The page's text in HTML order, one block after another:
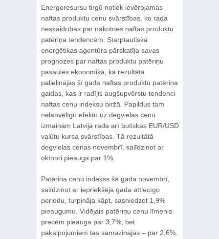
Energoresursu tirgū notiek ievērojamas
naftas produktu cenu svārstības, ko rada
neskaidrības par nākotnes naftas produktu
patēriņa tendencēm. Starptautiskā
enerģētikas aģentūra pārskatīja savas
prognozes par naftas produktu patēriņu
pasaules ekonomikā, kā rezultātā
palielinājās šī gada naftas produktu patēriņa
gaidas, kas ir radījis augšupvērstu tendenci
naftas cenu indeksu biržā. Papildus tam
nelabvēlīgu efektu uz degvielas cenu
izmaiņām Latvijā rada arī būtiskas EUR/USD
valūtu kursa svārstības. Tā rezultātā
degvielas cenas novembrī, salīdzinot ar
oktobri pieauga par 1%.
Patēriņa cenu indekss šā gada novembrī,
salīdzinot ar iepriekšējā gada attiecīgo
periodu, turpināja kāpt, sasniedzot 1,9%
pieaugumu. Vidējais patēriņu cenu līmenis
precēm pieauga par 3,7%, bet
pakalpojumiem tas samazinājās – par 2,6%.